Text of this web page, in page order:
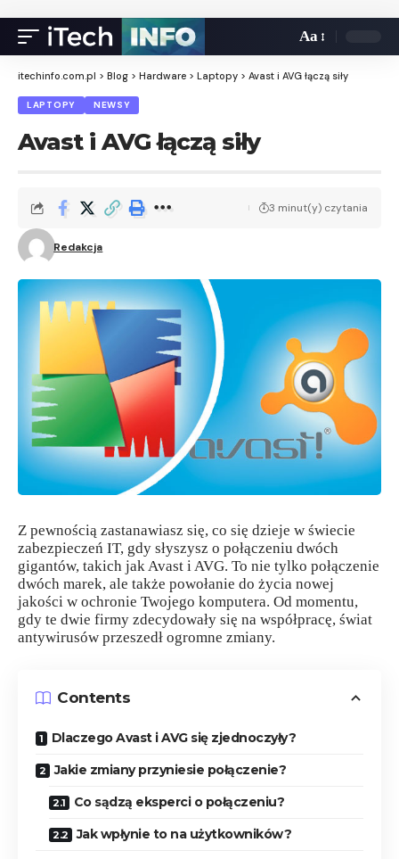
Aa
itechinfo.com.pl > Blog > Hardware > Laptopy > Avast i AVG łączą siły
LAPTOPY NEWSY
Avast i AVG łączą siły
Redakcja
3 minut(y) czytania
Z pewnością zastanawiasz się, co się dzieje w świecie
zabezpieczeń IT, gdy słyszysz o połączeniu dwóch
gigantów, takich jak Avast i AVG. To nie tylko połączenie
dwóch marek, ale także powołanie do życia nowej
jakości w ochronie Twojego komputera. Od momentu,
gdy te dwie firmy zdecydowały się na współpracę, świat
antywirusów przeszedł ogromne zmiany.
Contents
Dlaczego Avast i AVG się zjednoczyły?
Jakie zmiany przyniesie połączenie?
Co sądzą eksperci o połączeniu?
Jak wpłynie to na użytkowników?